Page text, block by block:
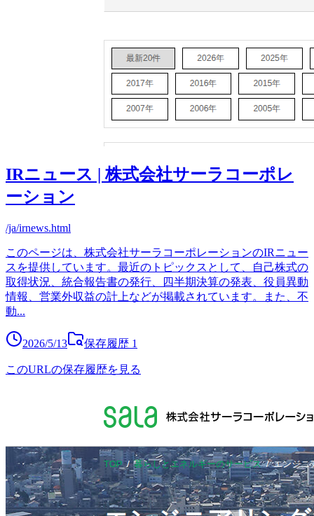
IRニュース | 株式会社サーラコーポレ
ーション
/ja/irnews.html
このページは、株式会社サーラコーポレーションのIRニュー
スを提供しています。最近のトピックスとして、自己株式の
取得状況、統合報告書の発行、四半期決算の発表、役員異動
情報、営業外収益の計上などが掲載されています。また、不
動...
2026/5/13 保存履歴 1
このURLの保存履歴を見る